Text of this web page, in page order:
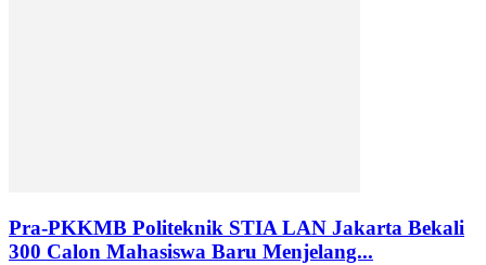
Pra-PKKMB Politeknik STIA LAN Jakarta Bekali
300 Calon Mahasiswa Baru Menjelang...